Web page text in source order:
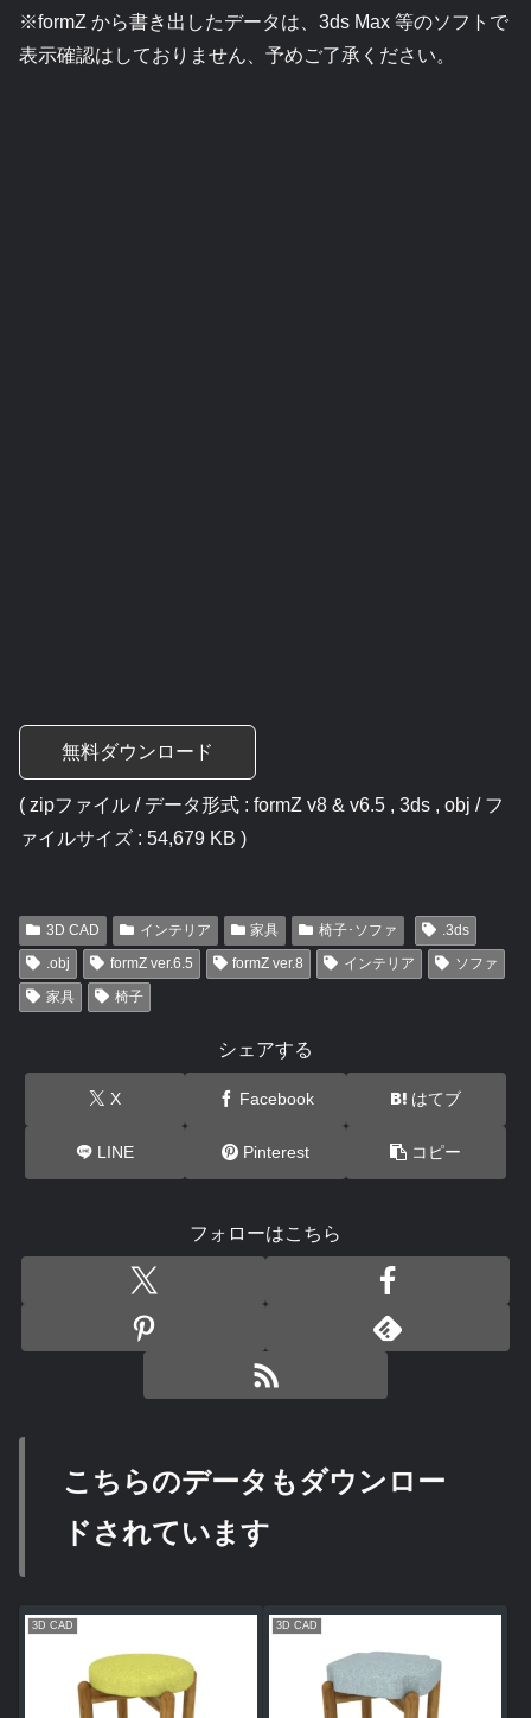
※formZ から書き出したデータは、3ds Max 等のソフトで
表示確認はしておりません、予めご了承ください。
無料ダウンロード
( zipファイル / データ形式 : formZ v8 & v6.5 , 3ds , obj / フ
ァイルサイズ : 54,679 KB )
3D CAD インテリア 家具 椅子･ソファ
.3ds
.obj
formZ ver.6.5 formZ ver.8 インテリア
ソファ
家具
椅子
シェアする
X Facebook はてブ
LINE Pinterest コピー
フォローはこちら
こちらのデータもダウンロー
ドされています
3D CAD 3D CAD